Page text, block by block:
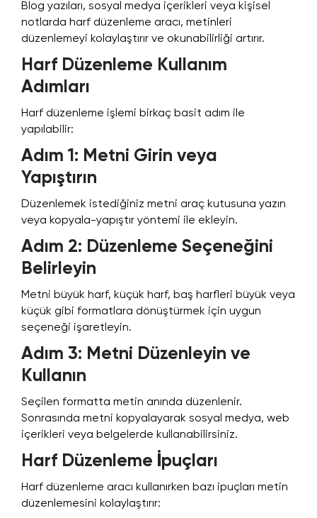
Blog yazıları, sosyal medya içerikleri veya kişisel
notlarda harf düzenleme aracı, metinleri
düzenlemeyi kolaylaştırır ve okunabilirliği artırır.
Harf Düzenleme Kullanım
Adımları
Harf düzenleme işlemi birkaç basit adım ile
yapılabilir:
Adım 1: Metni Girin veya
Yapıştırın
Düzenlemek istediğiniz metni araç kutusuna yazın
veya kopyala-yapıştır yöntemi ile ekleyin.
Adım 2: Düzenleme Seçeneğini
Belirleyin
Metni büyük harf, küçük harf, baş harfleri büyük veya
küçük gibi formatlara dönüştürmek için uygun
seçeneği işaretleyin.
Adım 3: Metni Düzenleyin ve
Kullanın
Seçilen formatta metin anında düzenlenir.
Sonrasında metni kopyalayarak sosyal medya, web
içerikleri veya belgelerde kullanabilirsiniz.
Harf Düzenleme İpuçları
Harf düzenleme aracı kullanırken bazı ipuçları metin
düzenlemesini kolaylaştırır: